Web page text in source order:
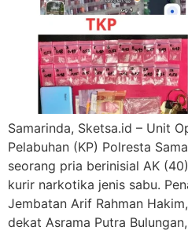
Samarinda, Sketsa.id – Unit
Pelabuhan (KP) Polresta
seorang pria berinisial AK
kurir narkotika jenis sabu.
Jembatan Arif Rahman
dekat Asrama Putra